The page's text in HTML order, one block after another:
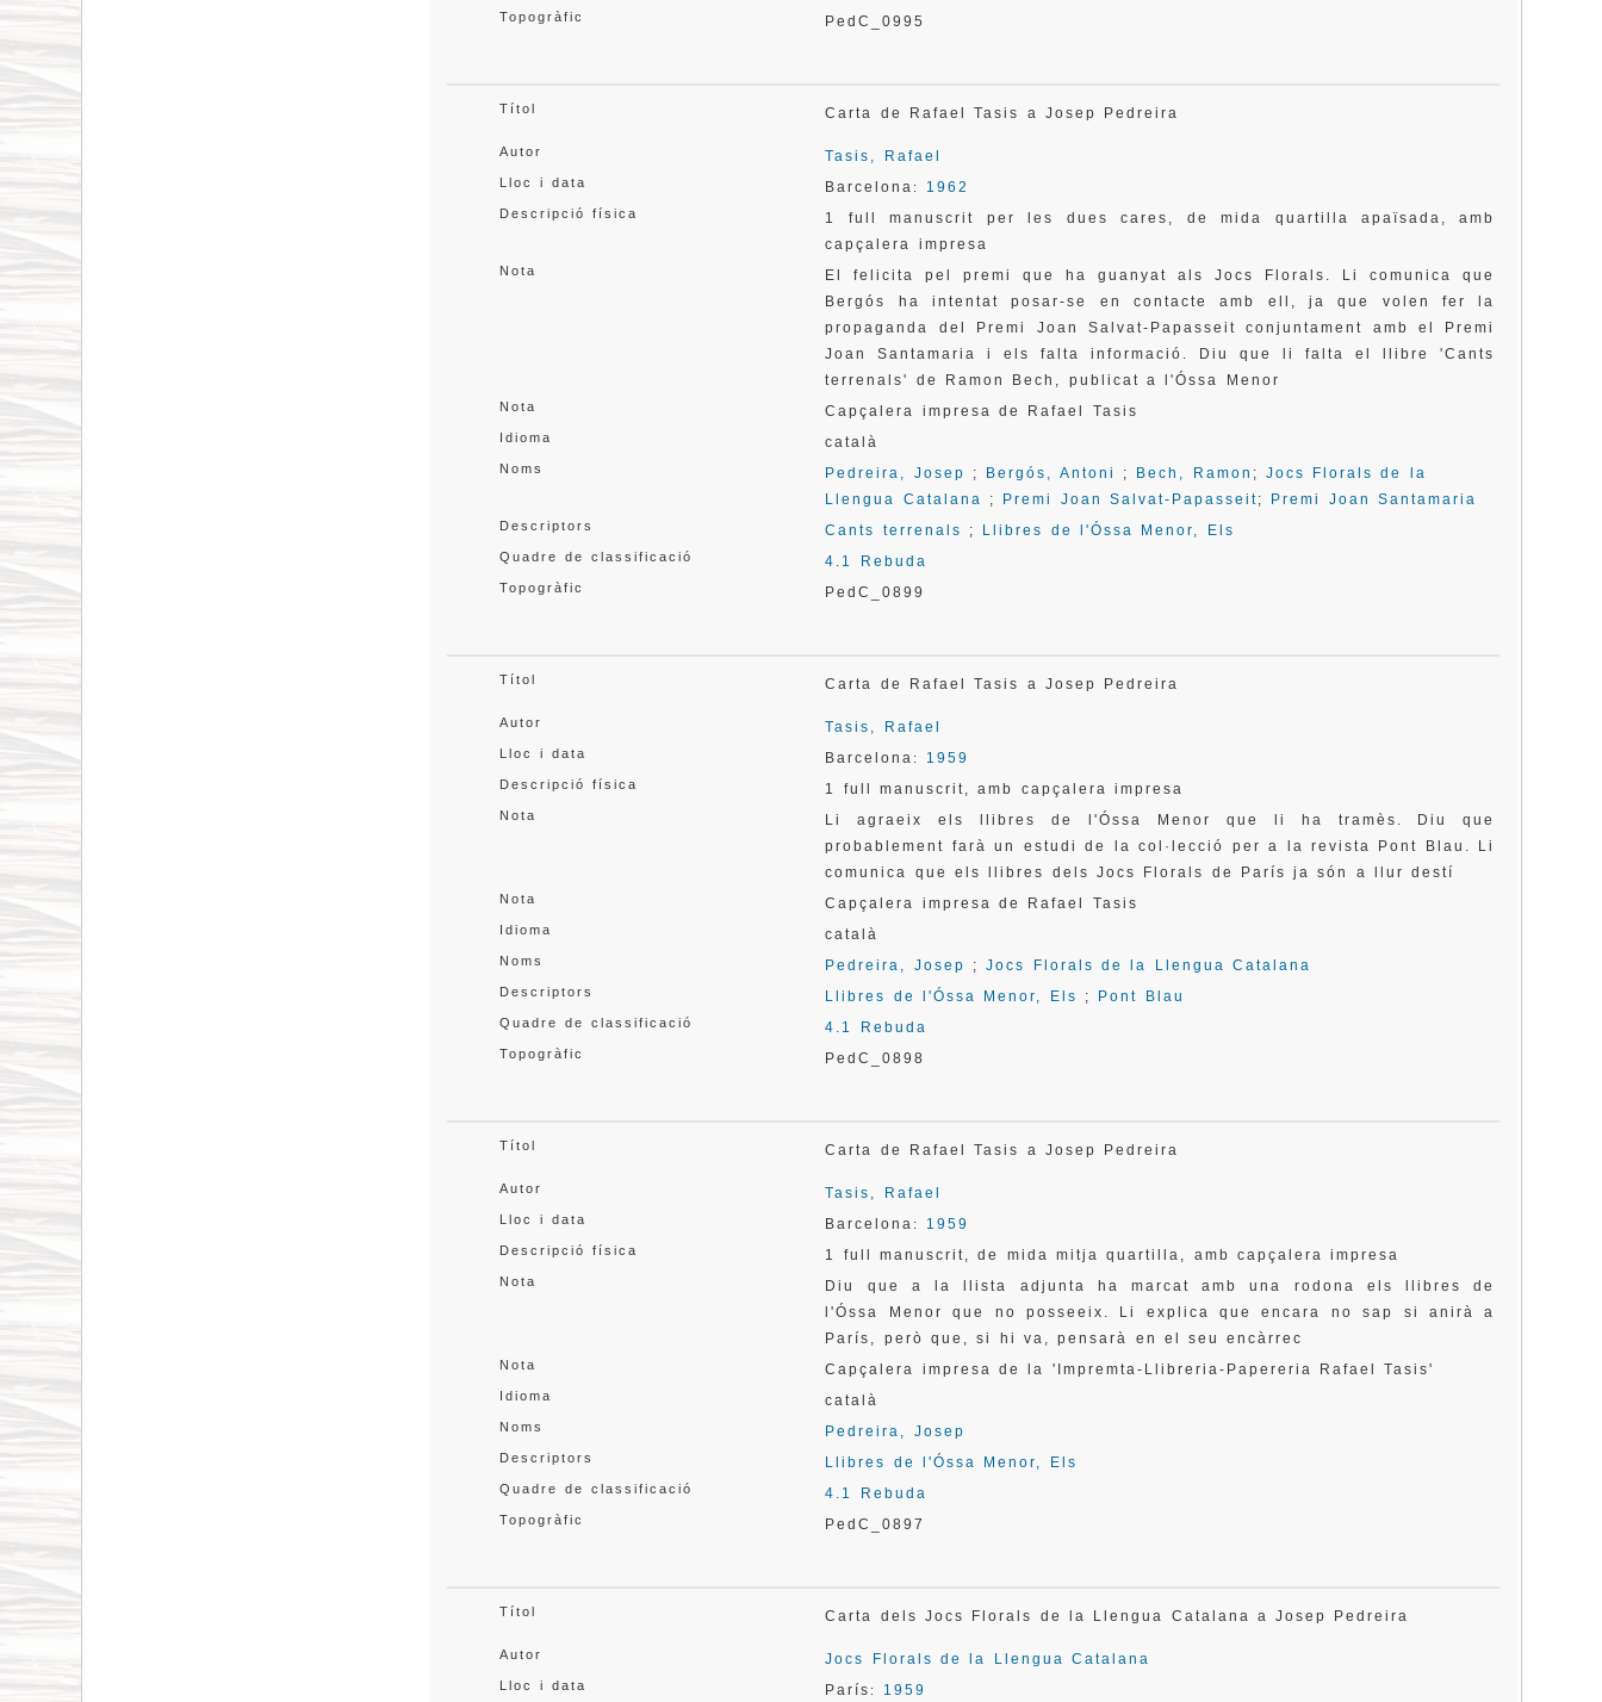
Topogràfic PedC_0995
Títol Carta de Rafael Tasis a Josep Pedreira
Autor Tasis, Rafael
Lloc i data Barcelona : 1962
Descripció física
1 full manuscrit per les dues cares, de mida quartilla apaïsada, amb
capçalera impresa
Nota
El felicita pel premi que ha guanyat als Jocs Florals. Li comunica que
Bergós ha intentat posar-se en contacte amb ell, ja que volen fer la
propaganda del Premi Joan Salvat-Papasseit conjuntament amb el Premi
Joan Santamaria i els falta informació. Diu que li falta el llibre 'Cants
terrenals' de Ramon Bech, publicat a l'Óssa Menor
Nota Capçalera impresa de Rafael Tasis
Idioma català
Noms Pedreira, Josep ; Bergós, Antoni ; Bech, Ramon ; Jocs Florals de la
Llengua Catalana
; Premi Joan Salvat-Papasseit; Premi Joan Santamaria
Descriptors Cants terrenals ; Llibres de l'Óssa Menor, Els
Quadre de classificació 4.1 Rebuda
Topogràfic PedC_0899
Títol Carta de Rafael Tasis a Josep Pedreira
Autor Tasis, Rafael
Lloc i data Barcelona : 1959
Descripció física 1 full manuscrit, amb capçalera impresa
Nota
Li agraeix els llibres de l'Óssa Menor que li ha tramès. Diu que
probablement farà un estudi de la col·lecció per a la revista Pont Blau. Li
comunica que els llibres dels Jocs Florals de París ja són a llur destí
Nota Capçalera impresa de Rafael Tasis
Idioma català
Noms Pedreira, Josep ;Jocs Florals de la Llengua Catalana
Descriptors Llibres de l'Óssa Menor, Els ; Pont Blau
Quadre de classificació 4.1 Rebuda
Topogràfic PedC_0898
Títol Carta de Rafael Tasis a Josep Pedreira
Autor Tasis, Rafael
Lloc i data Barcelona : 1959
Descripció física 1 full manuscrit, de mida mitja quartilla, amb capçalera impresa
Nota
Diu que a la llista adjunta ha marcat amb una rodona els llibres de
l'Óssa Menor que no posseeix. Li explica que encara no sap si anirà a
París, però que, si hi va, pensarà en el seu encàrrec
Nota Capçalera impresa de la 'Impremta-Llibreria-Papereria Rafael Tasis'
Idioma català
Noms Pedreira, Josep
Descriptors Llibres de l'Óssa Menor, Els
Quadre de classificació 4.1 Rebuda
Topogràfic PedC_0897
Títol Carta dels Jocs Florals de la Llengua Catalana a Josep Pedreira
Autor Jocs Florals de la Llengua Catalana
Lloc i data París : 1959